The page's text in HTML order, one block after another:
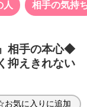
人 相手の気持
相手の本心◆
抑えきれない
お気に入りに追加